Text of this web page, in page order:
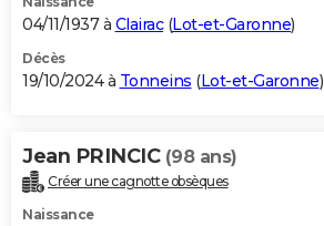
04/11/1937 à Clairac(Lot-et-Garonne)
Décès
19/10/2024 à Tonneins (Lot-et-Garonne)
Jean PRINCIC (98 ans)
Créer une cagnotte obsèques
Naissance